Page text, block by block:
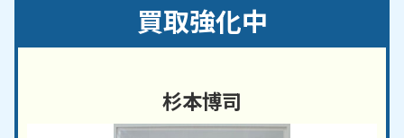
買取強化中
杉本博司